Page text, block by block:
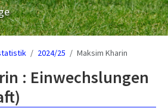
2024/25 Maksim Kharin
: Einwechslungen